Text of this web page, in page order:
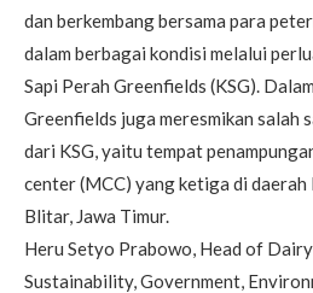
dan berkembang bersama para
dalam berbagai kondisi melalui
Sapi Perah Greenfields (KSG).
Greenfields juga meresmikan salah
dari KSG, yaitu tempat
center (MCC) yang ketiga di
Blitar, Jawa Timur.
Heru Setyo Prabowo, Head of
Sustainability, Government,